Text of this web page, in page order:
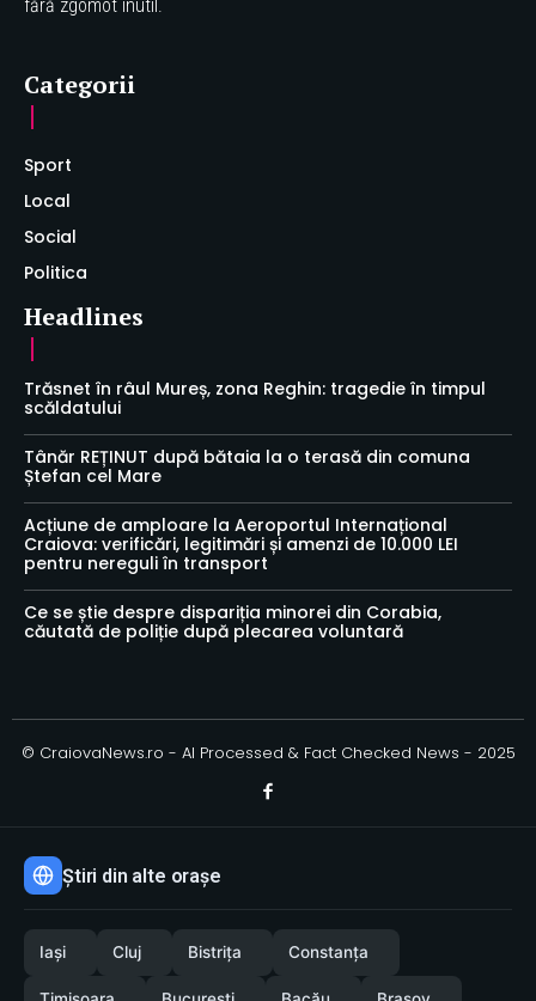
fără zgomot inutil.
Categorii
Sport
Local
Social
Politica
Headlines
Trăsnet în râul Mureș, zona Reghin: tragedie în timpul
scăldatului
Tânăr REȚINUT după bătaia la o terasă din comuna
Ștefan cel Mare
Acțiune de amploare la Aeroportul Internațional
Craiova: verificări, legitimări și amenzi de 10.000 LEI
pentru nereguli în transport
Ce se știe despre dispariția minorei din Corabia,
căutată de poliție după plecarea voluntară
© CraiovaNews.ro - AI Processed & Fact Checked News - 2025
Știri din alte orașe
Iași Cluj Bistrița Constanța